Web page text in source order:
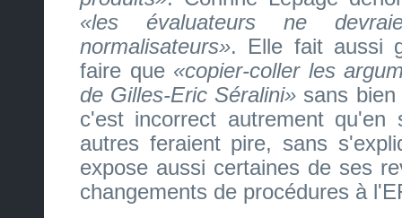
les évaluateurs ne
normalisateurs . Elle fait aussi
faire que
copier-coller les
de Gilles-Eric Séralini
sans
c'est incorrect autrement qu'en
autres feraient pire, sans
expose aussi certaines de ses
changements de procédures à